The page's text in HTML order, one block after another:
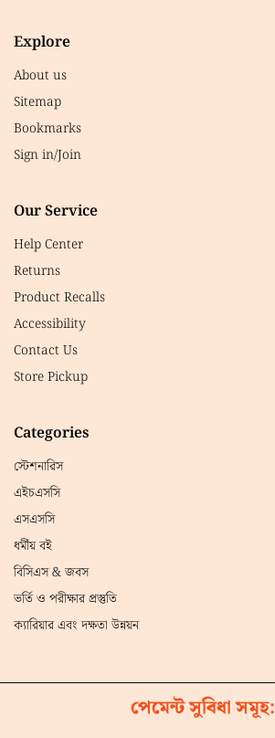
Explore
About us
Sitemap
Bookmarks
Sign in/Join
Our Service
Help Center
Returns
Product Recalls
Accessibility
Contact Us
Store Pickup
Categories
স্টেশনারিস
এইচএসসি
এসএসসি
ধর্মীয় বই
বিসিএস & জবস
ভর্তি ও পরীক্ষার প্রস্তুতি
ক্যারিয়ার এবং দক্ষতা উন্নয়ন
পেমেন্ট সুবিধা সমূহ: